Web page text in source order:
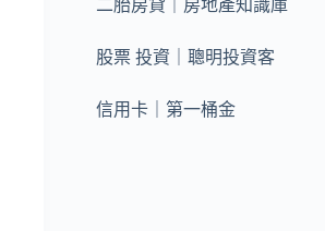
二胎房貸｜房地產知識庫
股票 投資｜聰明投資客
信用卡｜第一桶金